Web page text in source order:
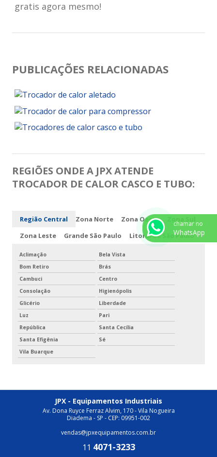
gratis agora mesmo!
PUBLICAÇÕES RELACIONADAS
REGIÕES ONDE A JPX ATENDE
TROCADOR DE CALOR CASCO E TUBO:
Região Central Zona Norte Zona Oeste
Zona Sul
Zona Leste
Grande São Paulo Litoral de São Paulo
Aclimação
Bela Vista
Bom Retiro
Brás
Cambuci
Centro
Consolação
Higienópolis
Glicério
Liberdade
Luz
Pari
República
Santa Cecília
Santa Efigênia
Sé
Vila Buarque
JPX - Equipamentos Industriais
Av. Dona Ruyce Ferraz Alvim, 170 - Vila Nogueira
Diadema - SP - CEP: 09951-002
vendas@jpxequipamentos.com.br
11 4071-3233
chamar no
WhatsApp